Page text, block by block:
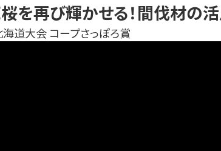
桜を再び輝かせる！間伐材の
道大会 コープさっぽろ賞